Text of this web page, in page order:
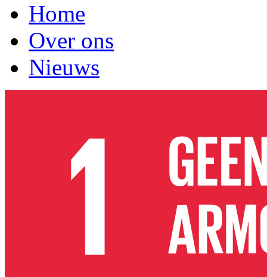
Home
Over ons
Nieuws